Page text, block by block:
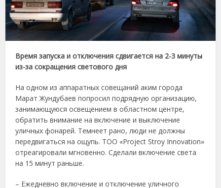
Время запуска и отключения сдвигается на 2-3 минуты
из-за сокращения светового дня
На одном из аппаратных совещаний аким города
Марат Жундубаев попросил подрядную организацию,
занимающуюся освещением в областном центре,
обратить внимание на включение и выключение
уличных фонарей. Темнеет рано, люди не должны
передвигаться на ощупь. ТОО «Project Stroy Innovation»
отреагировали мгновенно. Сделали включение света
на 15 минут раньше.
– Ежедневно включение и отключение уличного